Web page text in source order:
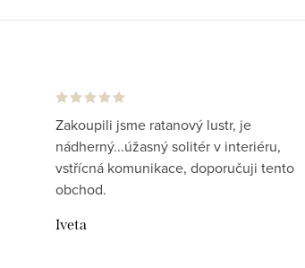
Zakoupili jsme ratanový lustr, je
nádherný...úžasný solitér v interiéru,
vstřícná komunikace, doporučuji tento
obchod.
Iveta